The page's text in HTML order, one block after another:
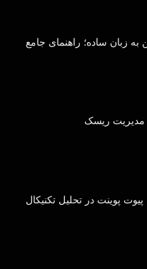
به زبان ساده؛ راهنمای جامع
پوینت در تحلیل تکنیکال